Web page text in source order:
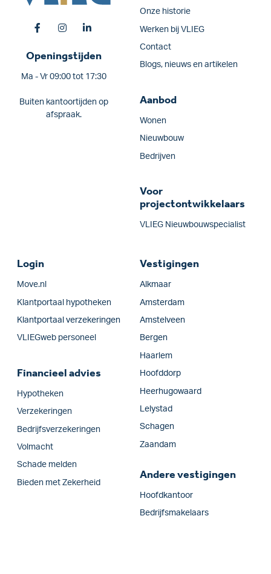
Openingstijden
Ma - Vr 09:00 tot 17:30
Buiten kantoortijden op
afspraak.
Onze historie
Werken bij VLIEG
Contact
Blogs, nieuws en artikelen
Aanbod
Wonen
Nieuwbouw
Bedrijven
Voor
projectontwikkelaars
VLIEG Nieuwbouwspecialist
Login
Move.nl
Klantportaal hypotheken
Klantportaal verzekeringen
VLIEGweb personeel
Financieel advies
Hypotheken
Verzekeringen
Bedrijfsverzekeringen
Volmacht
Schade melden
Bieden met Zekerheid
Vestigingen
Alkmaar
Amsterdam
Amstelveen
Bergen
Haarlem
Hoofddorp
Heerhugowaard
Lelystad
Schagen
Zaandam
Andere vestigingen
Hoofdkantoor
Bedrijfsmakelaars